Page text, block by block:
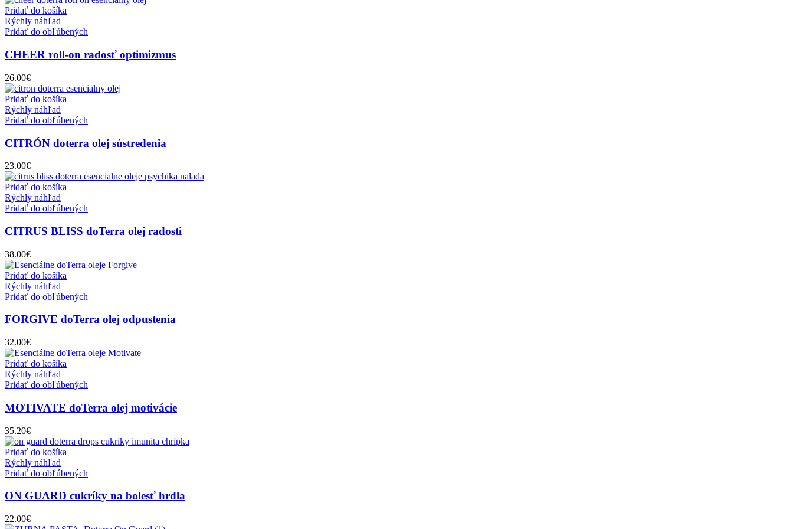
Pridať do košíka
Rýchly náhľad
Pridať do obľúbených
CHEER roll-on radosť optimizmus
26.00€
Pridať do košíka
Rýchly náhľad
Pridať do obľúbených
CITRÓN doterra olej sústredenia
23.00€
Pridať do košíka
Rýchly náhľad
Pridať do obľúbených
CITRUS BLISS doTerra olej radosti
38.00€
Pridať do košíka
Rýchly náhľad
Pridať do obľúbených
FORGIVE doTerra olej odpustenia
32.00€
Pridať do košíka
Rýchly náhľad
Pridať do obľúbených
MOTIVATE doTerra olej motivácie
35.20€
Pridať do košíka
Rýchly náhľad
Pridať do obľúbených
ON GUARD cukríky na bolesť hrdla
22.00€